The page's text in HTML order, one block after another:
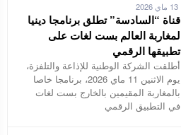
13 ماي 2026
قناة “السادسة” تطلق برنامجا دينيا
لمغاربة العالم بست لغات على
تطبيقها الرقمي
أطلقت الشركة الوطنية للإذاعة والتلفزة،
يوم الاثنين 11 ماي 2026، برنامجا خاصا
بالمغاربة المقيمين بالخارج بست لغات
في التطبيق الرقمي